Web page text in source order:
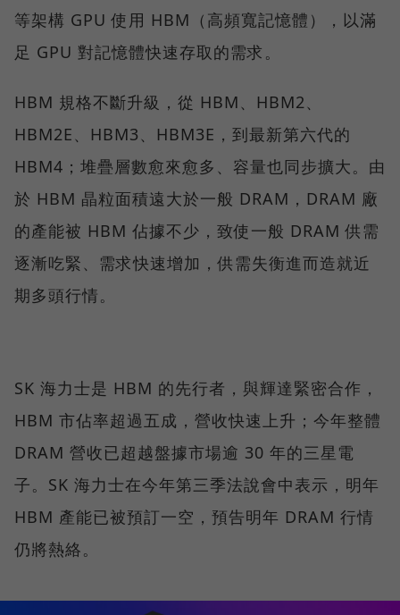
等架構 GPU 使用 HBM（高頻寬記憶體），以滿
足 GPU 對記憶體快速存取的需求。
HBM 規格不斷升級，從 HBM、HBM2、
HBM2E、HBM3、HBM3E，到最新第六代的
HBM4；堆疊層數愈來愈多、容量也同步擴大。由
於 HBM 晶粒面積遠大於一般 DRAM，DRAM 廠
的產能被 HBM 佔據不少，致使一般 DRAM 供需
逐漸吃緊、需求快速增加，供需失衡進而造就近
期多頭行情。
SK 海力士是 HBM 的先行者，與輝達緊密合作，
HBM 市佔率超過五成，營收快速上升；今年整體
DRAM 營收已超越盤據市場逾 30 年的三星電
子。SK 海力士在今年第三季法說會中表示，明年
HBM 產能已被預訂一空，預告明年 DRAM 行情
仍將熱絡。